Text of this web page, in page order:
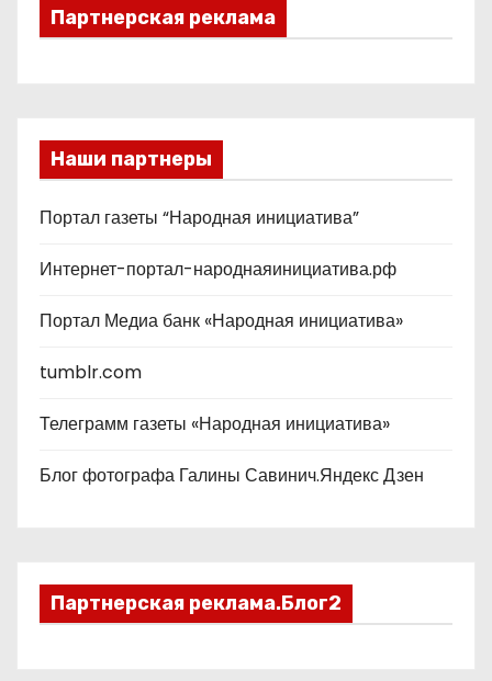
Партнерская реклама
Наши партнеры
Портал газеты “Народная инициатива”
Интернет-портал-народнаяинициатива.рф
Портал Медиа банк «Народная инициатива»
tumblr.com
Телеграмм газеты «Народная инициатива»
Блог фотографа Галины Савинич.Яндекс Дзен
Партнерская реклама.Блог2